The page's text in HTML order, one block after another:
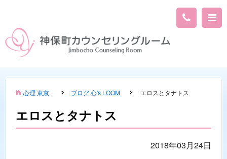
心理 東京 ブログ 心's LOOM エロスとタナトス
エロスとタナトス
2018年03月24日